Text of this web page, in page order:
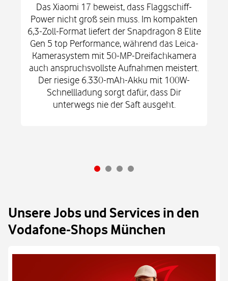
Das Xiaomi 17 beweist, dass Flaggschiff-
Power nicht groß sein muss. Im kompakten
6,3-Zoll-Format liefert der Snapdragon 8 Elite
Gen 5 top Performance, während das Leica-
Kamerasystem mit 50-MP-Dreifachkamera
auch anspruchsvollste Aufnahmen meistert.
Der riesige 6.330-mAh-Akku mit 100W-
Schnellladung sorgt dafür, dass Dir
unterwegs nie der Saft ausgeht.
Unsere Jobs und Services in den
Vodafone-Shops München